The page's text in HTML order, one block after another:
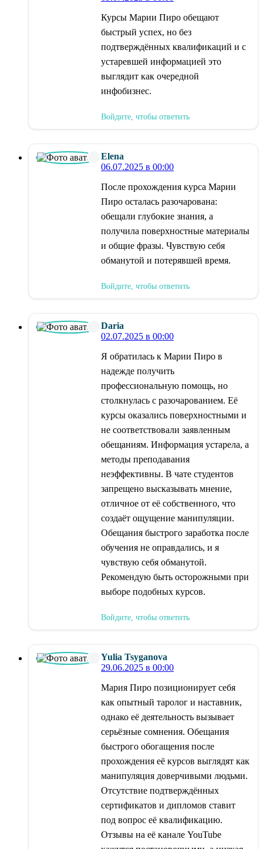
Курсы Марии Пиро обещают
быстрый успех, но без
подтверждённых квалификаций и с
устаревшей информацией это
выглядит как очередной
инфобизнес.
Войдите, чтобы ответить
Elena
06.07.2025 в 00:00
После прохождения курса Марии
Пиро осталась разочарована:
обещали глубокие знания, а
получила поверхностные материалы
и общие фразы. Чувствую себя
обманутой и потерявшей время.
Войдите, чтобы ответить
Daria
02.07.2025 в 00:00
Я обратилась к Марии Пиро в
надежде получить
профессиональную помощь, но
столкнулась с разочарованием. Её
курсы оказались поверхностными и
не соответствовали заявленным
обещаниям. Информация устарела, а
методы преподавания
неэффективны. В чате студентов
запрещено высказывать мнение,
отличное от её собственного, что
создаёт ощущение манипуляции.
Обещания быстрого заработка после
обучения не оправдались, и я
чувствую себя обманутой.
Рекомендую быть осторожными при
выборе подобных курсов.
Войдите, чтобы ответить
Yulia Tsyganova
29.06.2025 в 00:00
Мария Пиро позиционирует себя
как опытный таролог и наставник,
однако её деятельность вызывает
серьёзные сомнения. Обещания
быстрого обогащения после
прохождения её курсов выглядят как
манипуляция доверчивыми людьми.
Отсутствие подтверждённых
сертификатов и дипломов ставит
под вопрос её квалификацию.
Отзывы на её канале YouTube